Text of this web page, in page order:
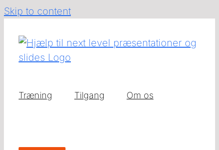
Skip to content
Træning Tilgang Om os